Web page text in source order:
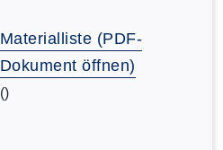
Materialliste (PDF-
Dokument öffnen)
()